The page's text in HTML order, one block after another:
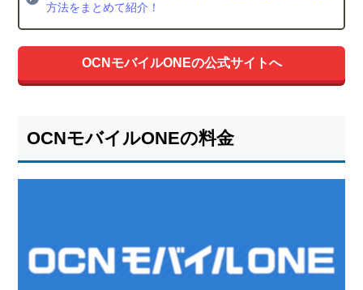
方法をまとめて紹介！
OCNモバイルONEの公式サイトへ
OCNモバイルONEの料金